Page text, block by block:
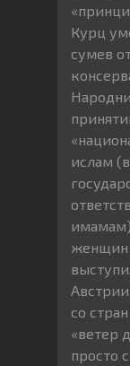
Курц
сумев
ислам
женщин
со
«ветер
просто